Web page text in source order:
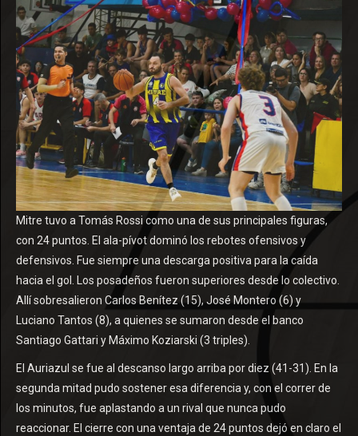
Mitre tuvo a Tomás Rossi como una de sus principales figuras,
con 24 puntos. El ala-pívot dominó los rebotes ofensivos y
defensivos. Fue siempre una descarga positiva para la caída
hacia el gol. Los posadeños fueron superiores desde lo colectivo.
Allí sobresalieron Carlos Benítez (15), José Montero (6) y
Luciano Tantos (8), a quienes se sumaron desde el banco
Santiago Gattari y Máximo Koziarski (3 triples).
El Auriazul se fue al descanso largo arriba por diez (41-31). En la
segunda mitad pudo sostener esa diferencia y, con el correr de
los minutos, fue aplastando a un rival que nunca pudo
reaccionar. El cierre con una ventaja de 24 puntos dejó en claro el